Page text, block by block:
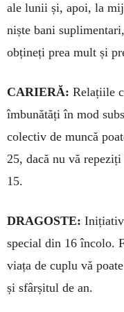
ale lunii și, apoi, la
niște bani
obțineți prea mult și
CARIERĂ: Relațiile
îmbunătăți în mod
colectiv de muncă
25, dacă nu vă
15.
DRAGOSTE:
spe­cial din 16 încolo.
viața de cu­plu vă
și sfârșitul de an.